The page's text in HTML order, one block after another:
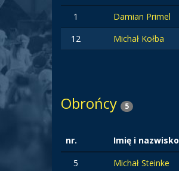
1
Damian Primel
12 Michał Kołba
Obrońcy 5
nr. Imię i nazwisko
5
Michał Steinke